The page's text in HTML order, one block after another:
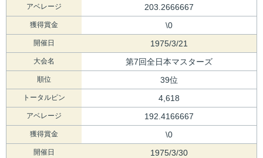
アベレージ 203.2666667
獲得賞金 \0
開催日 1975/3/21
大会名 第7回全日本マスターズ
順位 39位
トータルピン 4,618
アベレージ 192.4166667
獲得賞金 \0
開催日 1975/3/30